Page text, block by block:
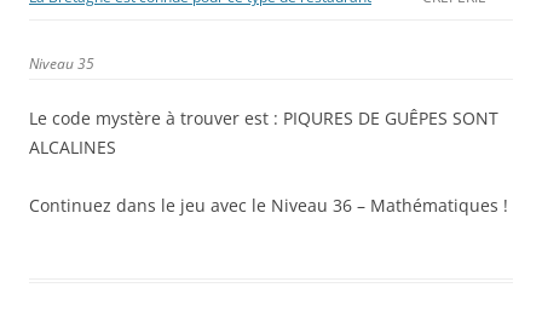
Niveau 35
Le code mystère à trouver est : PIQURES DE GUÊPES SONT
ALCALINES
Continuez dans le jeu avec le Niveau 36 – Mathématiques !